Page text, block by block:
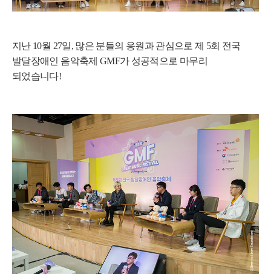
지난 10월 27일, 많은 분들의 응원과 관심으로 제 5회 전국
발달장애인 음악축제 GMF가 성공적으로 마무리
되었습니다!